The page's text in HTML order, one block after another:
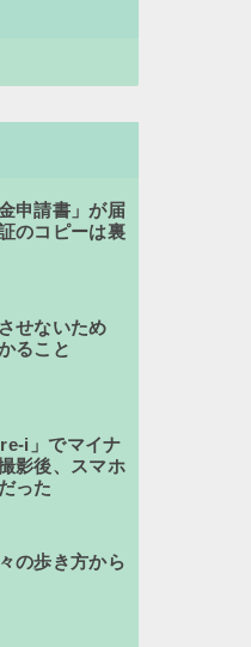
申請書」が届
のコピーは裏
せないため
ること
i」でマイナ
影後、スマホ
った
の歩き方から